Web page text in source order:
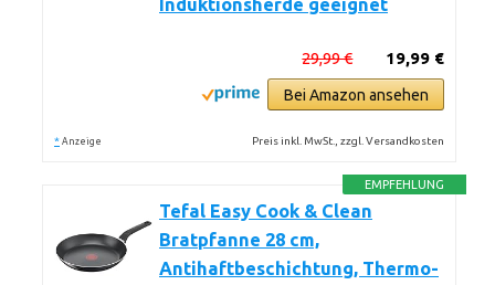
Induktionsherde geeignet
19,99 €
29,99 €
Bei Amazon ansehen
* Anzeige Preis inkl. MwSt., zzgl. Versandkosten
EMPFEHLUNG
Tefal Easy Cook & Clean
Bratpfanne 28 cm,
Antihaftbeschichtung, Thermo-